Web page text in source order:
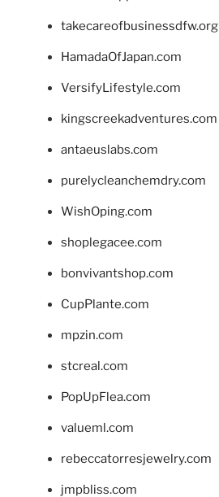
takecareofbusinessdfw.org
HamadaOfJapan.com
VersifyLifestyle.com
kingscreekadventures.com
antaeuslabs.com
purelycleanchemdry.com
WishOping.com
shoplegacee.com
bonvivantshop.com
CupPlante.com
mpzin.com
stcreal.com
PopUpFlea.com
valueml.com
rebeccatorresjewelry.com
jmpbliss.com